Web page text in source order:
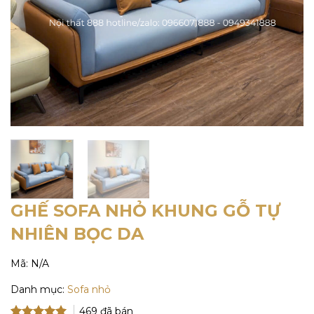
GHẾ SOFA NHỎ KHUNG GỖ TỰ
NHIÊN BỌC DA
Mã: N/A
Danh mục: Sofa nhỏ
469 đã bán